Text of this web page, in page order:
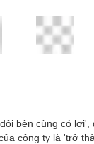
bên cùng có
công ty là 'trở